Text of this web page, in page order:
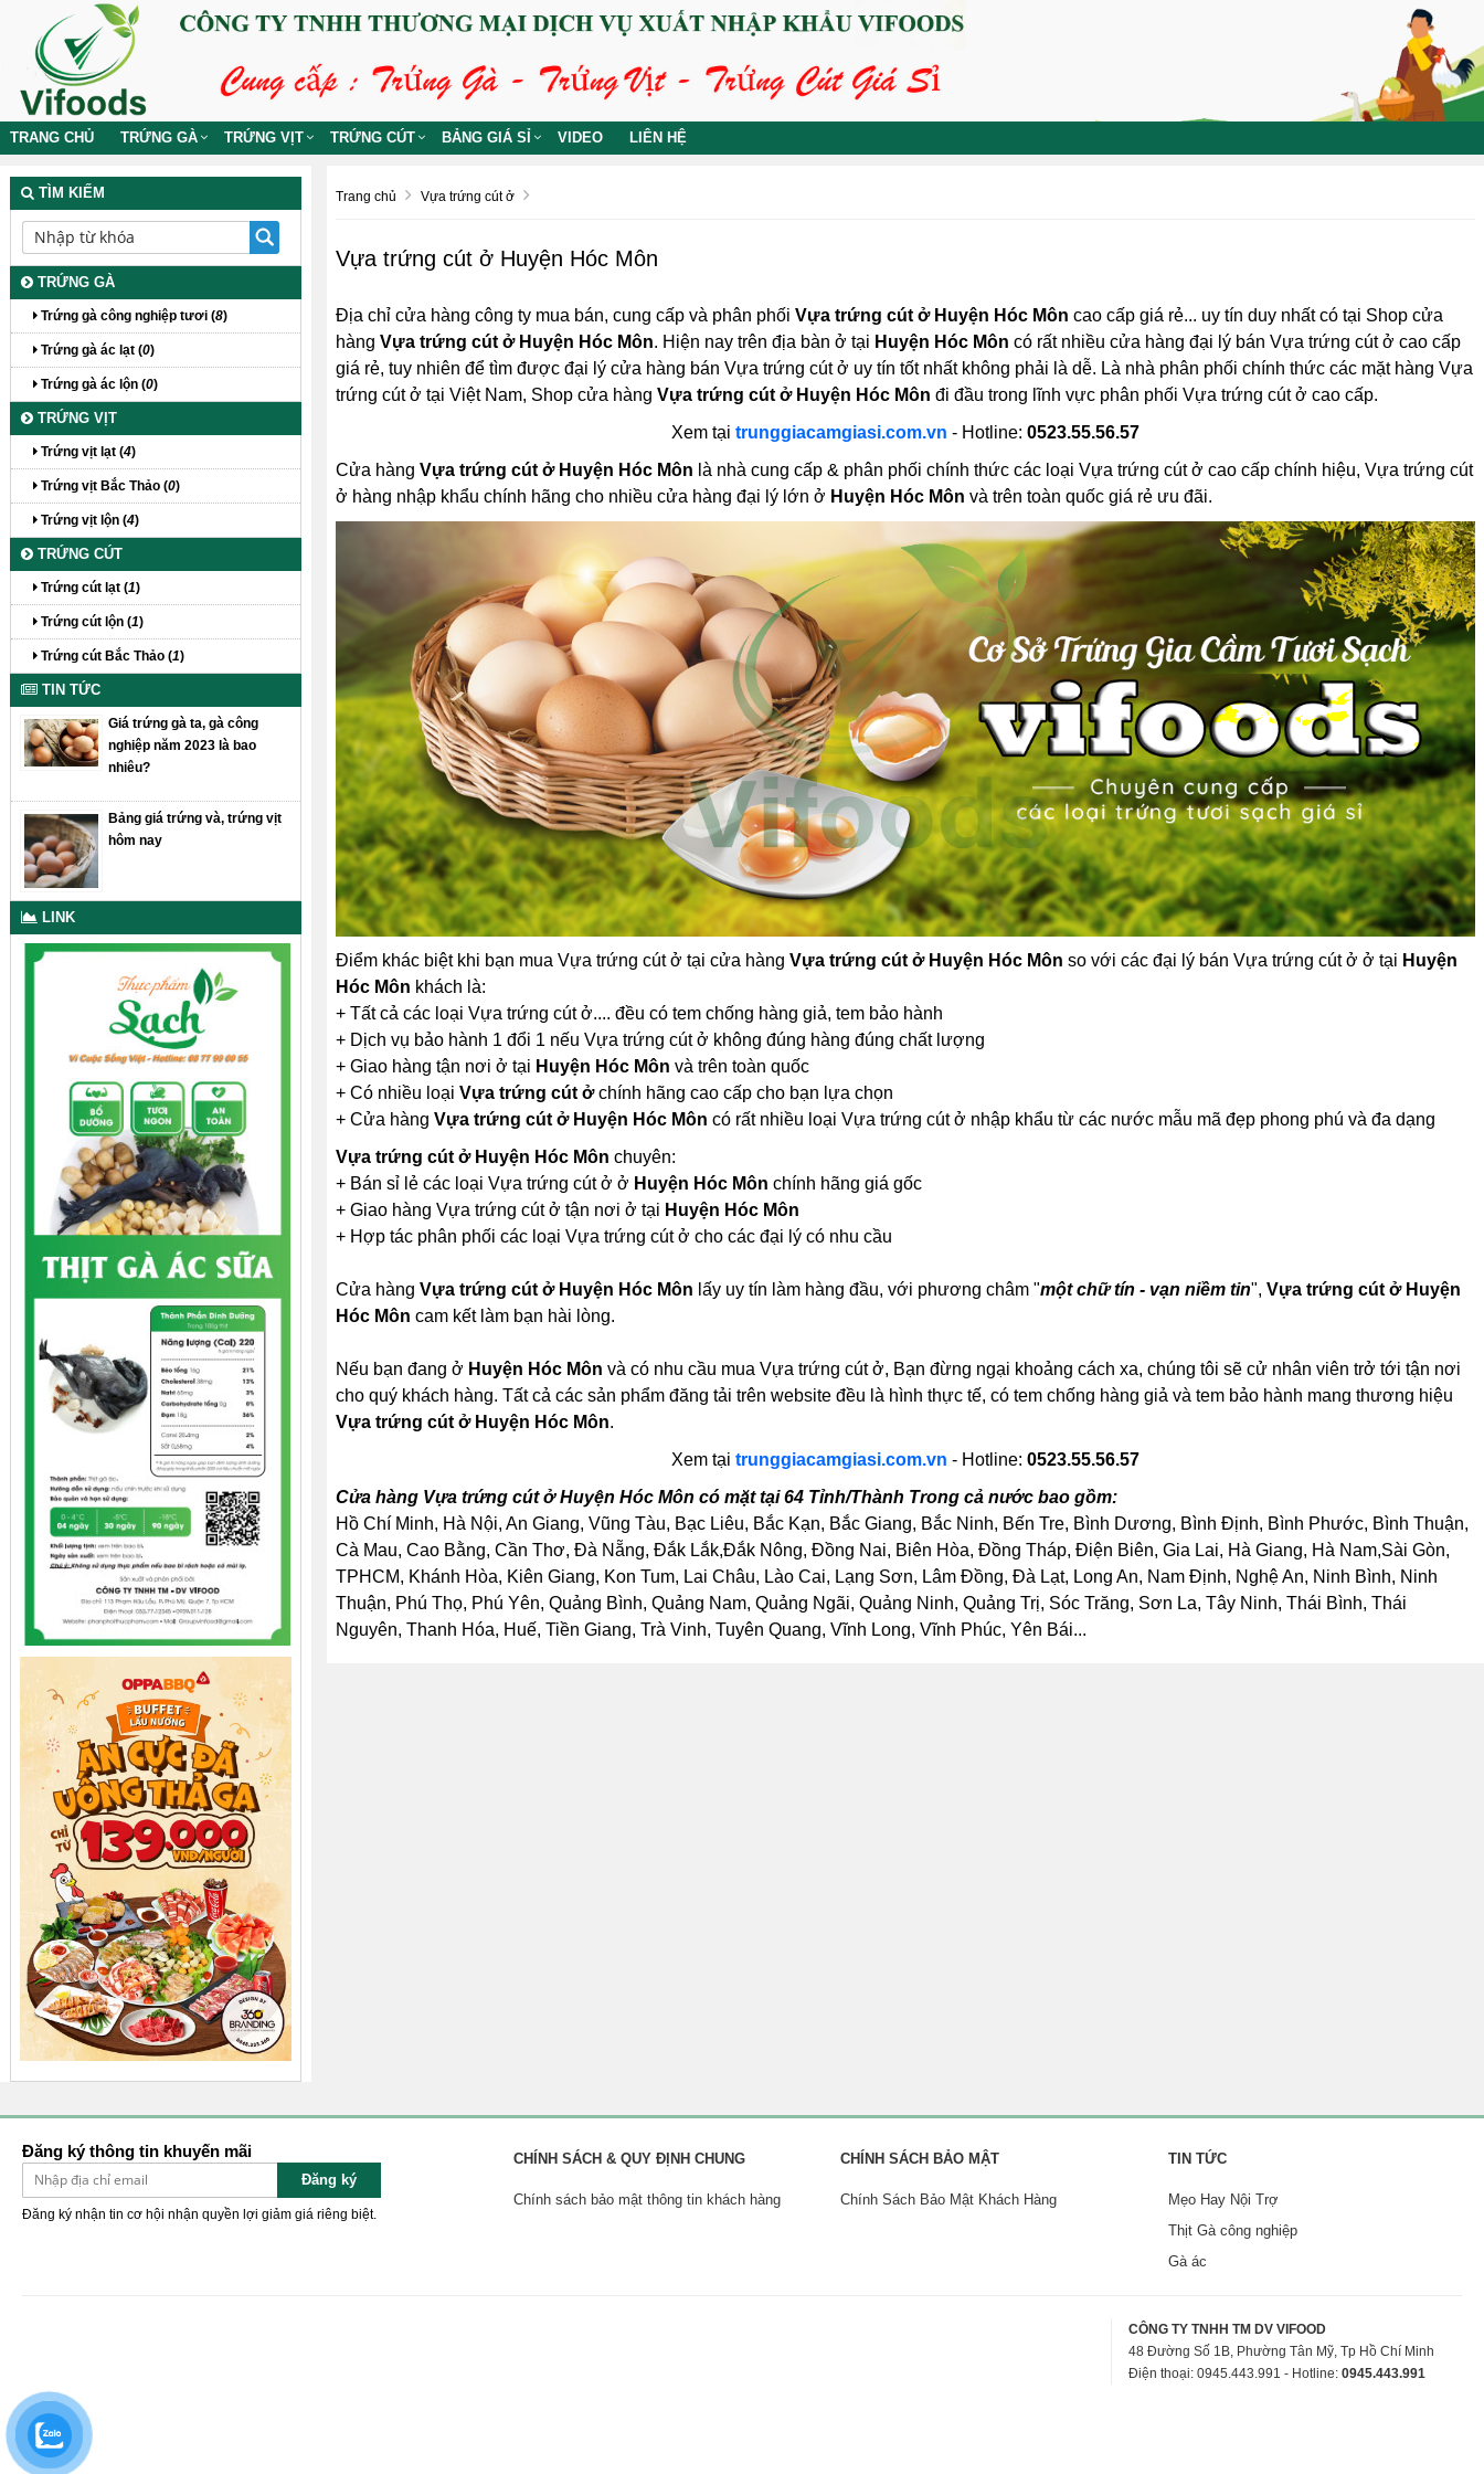
TRANG CHỦ TRỨNG GÀ TRỨNG VỊT TRỨNG CÚT BẢNG GIÁ SỈ VIDEO LIÊN HỆ
Trang chủ Vựa trứng cút ở
Vựa trứng cút ở Huyện Hóc Môn
Địa chỉ cửa hàng công ty mua bán, cung cấp và phân phối Vựa trứng cút ở Huyện Hóc Môn cao cấp giá rẻ... uy tín duy nhất có tại Shop cửa
hàng Vựa trứng cút ở Huyện Hóc Môn. Hiện nay trên địa bàn ở tại Huyện Hóc Môn có rất nhiều cửa hàng đại lý bán Vựa trứng cút ở cao cấp
giá rẻ, tuy nhiên để tìm được đại lý cửa hàng bán Vựa trứng cút ở uy tín tốt nhất không phải là dễ. Là nhà phân phối chính thức các mặt hàng Vựa
trứng cút ở tại Việt Nam, Shop cửa hàng Vựa trứng cút ở Huyện Hóc Môn đi đầu trong lĩnh vực phân phối Vựa trứng cút ở cao cấp.
Xem tại trunggiacamgiasi.com.vn - Hotline: 0523.55.56.57
Cửa hàng Vựa trứng cút ở Huyện Hóc Môn là nhà cung cấp & phân phối chính thức các loại Vựa trứng cút ở cao cấp chính hiệu, Vựa trứng cút
ở hàng nhập khẩu chính hãng cho nhiều cửa hàng đại lý lớn ở Huyện Hóc Môn và trên toàn quốc giá rẻ ưu đãi.
Điểm khác biệt khi bạn mua Vựa trứng cút ở tại cửa hàng Vựa trứng cút ở Huyện Hóc Môn so với các đại lý bán Vựa trứng cút ở ở tại Huyện
Hóc Môn khách là:
+ Tất cả các loại Vựa trứng cút ở.... đều có tem chống hàng giả, tem bảo hành
+ Dịch vụ bảo hành 1 đổi 1 nếu Vựa trứng cút ở không đúng hàng đúng chất lượng
+ Giao hàng tận nơi ở tại Huyện Hóc Môn và trên toàn quốc
+ Có nhiều loại Vựa trứng cút ởchính hãng cao cấp cho bạn lựa chọn
+ Cửa hàng Vựa trứng cút ở Huyện Hóc Môn có rất nhiều loại Vựa trứng cút ở nhập khẩu từ các nước mẫu mã đẹp phong phú và đa dạng
Vựa trứng cút ở Huyện Hóc Môn chuyên:
+ Bán sỉ lẻ các loại Vựa trứng cút ở ở Huyện Hóc Môn chính hãng giá gốc
+ Giao hàng Vựa trứng cút ở tận nơi ở tại Huyện Hóc Môn
+ Hợp tác phân phối các loại Vựa trứng cút ở cho các đại lý có nhu cầu
Cửa hàng Vựa trứng cút ở Huyện Hóc Môn lấy uy tín làm hàng đầu, với phương châm "một chữ tín - vạn niềm tin", Vựa trứng cút ở Huyện
Hóc Môn cam kết làm bạn hài lòng.
Nếu bạn đang ở Huyện Hóc Môn và có nhu cầu mua Vựa trứng cút ở, Bạn đừng ngại khoảng cách xa, chúng tôi sẽ cử nhân viên trở tới tận nơi
cho quý khách hàng. Tất cả các sản phẩm đăng tải trên website đều là hình thực tế, có tem chống hàng giả và tem bảo hành mang thương hiệu
Vựa trứng cút ở Huyện Hóc Môn.
Xem tại trunggiacamgiasi.com.vn - Hotline: 0523.55.56.57
Cửa hàng Vựa trứng cút ở Huyện Hóc Môn có mặt tại 64 Tỉnh/Thành Trong cả nước bao gồm:
Hồ Chí Minh, Hà Nội, An Giang, Vũng Tàu, Bạc Liêu, Bắc Kạn, Bắc Giang, Bắc Ninh, Bến Tre, Bình Dương, Bình Định, Bình Phước, Bình Thuận,
Cà Mau, Cao Bằng, Cần Thơ, Đà Nẵng, Đắk Lắk,Đắk Nông, Đồng Nai, Biên Hòa, Đồng Tháp, Điện Biên, Gia Lai, Hà Giang, Hà Nam,Sài Gòn,
TPHCM, Khánh Hòa, Kiên Giang, Kon Tum, Lai Châu, Lào Cai, Lạng Sơn, Lâm Đồng, Đà Lạt, Long An, Nam Định, Nghệ An, Ninh Bình, Ninh
Thuận, Phú Thọ, Phú Yên, Quảng Bình, Quảng Nam, Quảng Ngãi, Quảng Ninh, Quảng Trị, Sóc Trăng, Sơn La, Tây Ninh, Thái Bình, Thái
Nguyên, Thanh Hóa, Huế, Tiền Giang, Trà Vinh, Tuyên Quang, Vĩnh Long, Vĩnh Phúc, Yên Bái...
TÌM KIẾM
TRỨNG GÀ
Trứng gà công nghiệp tươi (8)
Trứng gà ác lạt (0)
Trứng gà ác lộn (0)
TRỨNG VỊT
Trứng vịt lạt (4)
Trứng vịt Bắc Thảo (0)
Trứng vịt lộn (4)
TRỨNG CÚT
Trứng cút lạt (1)
Trứng cút lộn (1)
Trứng cút Bắc Thảo (1)
TIN TỨC
Giá trứng gà ta, gà công
nghiệp năm 2023 là bao
nhiêu?
Bảng giá trứng và, trứng vịt
hôm nay
LINK
Đăng ký thông tin khuyến mãi
Đăng ký
Đăng ký nhận tin cơ hội nhận quyền lợi giảm giá riêng biệt.
CHÍNH SÁCH & QUY ĐỊNH CHUNG
Chính sách bảo mật thông tin khách hàng
CHÍNH SÁCH BẢO MẬT
Chính Sách Bảo Mật Khách Hàng
TIN TỨC
Mẹo Hay Nội Trợ
Thịt Gà công nghiệp
Gà ác
CÔNG TY TNHH TM DV VIFOOD
48 Đường Số 1B, Phường Tân Mỹ, Tp Hồ Chí Minh
Điện thoại: 0945.443.991 - Hotline: 0945.443.991